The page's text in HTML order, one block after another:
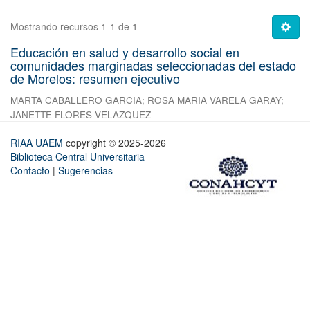
Mostrando recursos 1-1 de 1
Educación en salud y desarrollo social en
comunidades marginadas seleccionadas del estado
de Morelos: resumen ejecutivo
MARTA CABALLERO GARCIA; ROSA MARIA VARELA GARAY;
JANETTE FLORES VELAZQUEZ
RIAA UAEM copyright © 2025-2026
Biblioteca Central Universitaria
Contacto | Sugerencias